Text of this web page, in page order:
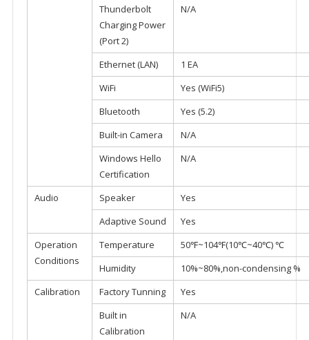
Thunderbolt
Charging Power
(Port 2)
N/A
Ethernet (LAN)
1 EA
WiFi
Yes (WiFi5)
Bluetooth
Yes (5.2)
Built-in Camera
N/A
Windows Hello
Certification
N/A
Audio Speaker
Yes
Adaptive Sound
Yes
Operation
Conditions
Temperature
50℉~104℉(10℃~40℃) ℃
Humidity
10%~80%,non-condensing %
Calibration
Factory Tunning
Yes
Built in
Calibration
N/A